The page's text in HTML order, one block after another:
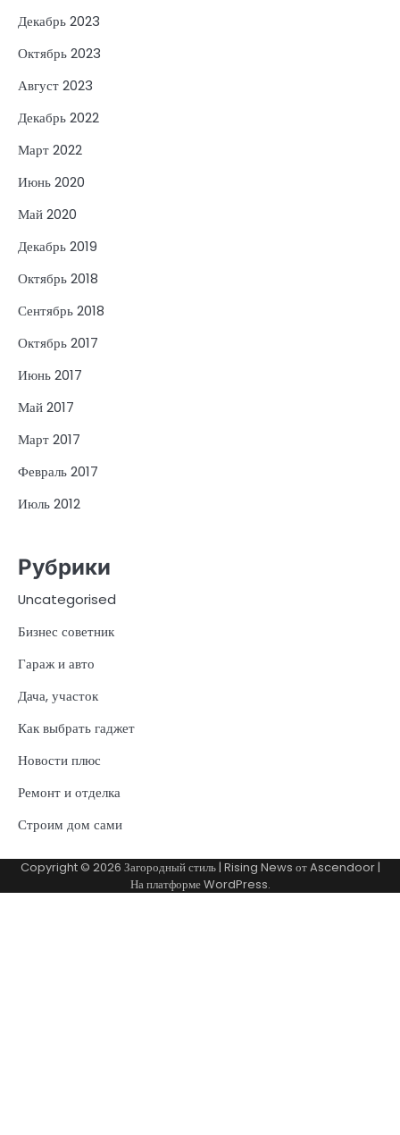
Декабрь 2023
Октябрь 2023
Август 2023
Декабрь 2022
Март 2022
Июнь 2020
Май 2020
Декабрь 2019
Октябрь 2018
Сентябрь 2018
Октябрь 2017
Июнь 2017
Май 2017
Март 2017
Февраль 2017
Июль 2012
Рубрики
Uncategorised
Бизнес советник
Гараж и авто
Дача, участок
Как выбрать гаджет
Новости плюс
Ремонт и отделка
Строим дом сами
Copyright © 2026 Загородный стиль| Rising News отAscendoor|
На платформеWordPress.